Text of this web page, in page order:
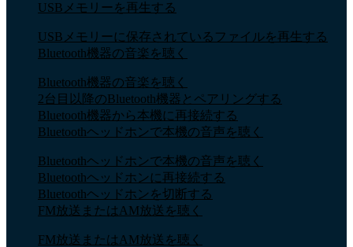
USBメモリーを再生する
USBメモリーに保存されているファイルを再生する
Bluetooth機器の音楽を聴く
Bluetooth機器の音楽を聴く
2台目以降のBluetooth機器とペアリングする
Bluetooth機器から本機に再接続する
Bluetoothヘッドホンで本機の音声を聴く
Bluetoothヘッドホンで本機の音声を聴く
Bluetoothヘッドホンに再接続する
Bluetoothヘッドホンを切断する
FM放送またはAM放送を聴く
FM放送またはAM放送を聴く